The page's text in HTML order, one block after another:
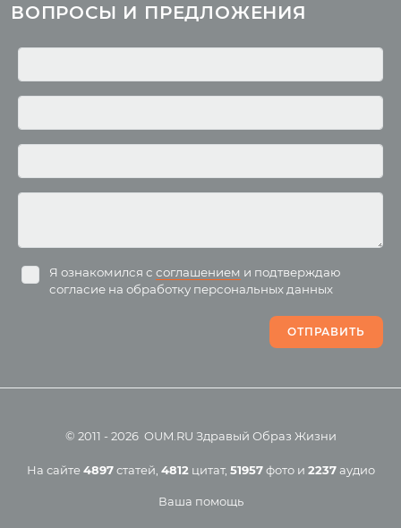
Курсы преподавателей
Курсы преподавателей
Занятия
Мероприятия в регионах
Христианство
Притчи
Электронные
Цитаты
Магазин
ВОПРОСЫ И ПРЕДЛОЖЕНИЯ
Я ознакомился ссоглашением и подтверждаю
согласие на обработку персональных данных
ОТПРАВИТЬ
Ваша помощь
© 2011 - 2026 OUM.RU Здравый Образ Жизни
На сайте4897статей, 4812цитат, 51957фотои 2237аудио